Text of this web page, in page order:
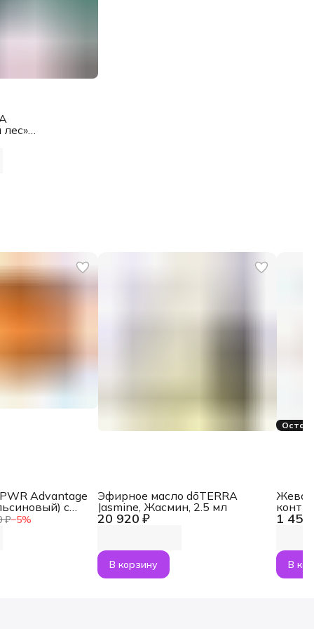
и
₽−5%
Advantage
с
30 саше
20 920 ₽
Эфирное масло dōTERRA
Jasmine, Жасмин, 2.5 мл
В корзину
1 454
В